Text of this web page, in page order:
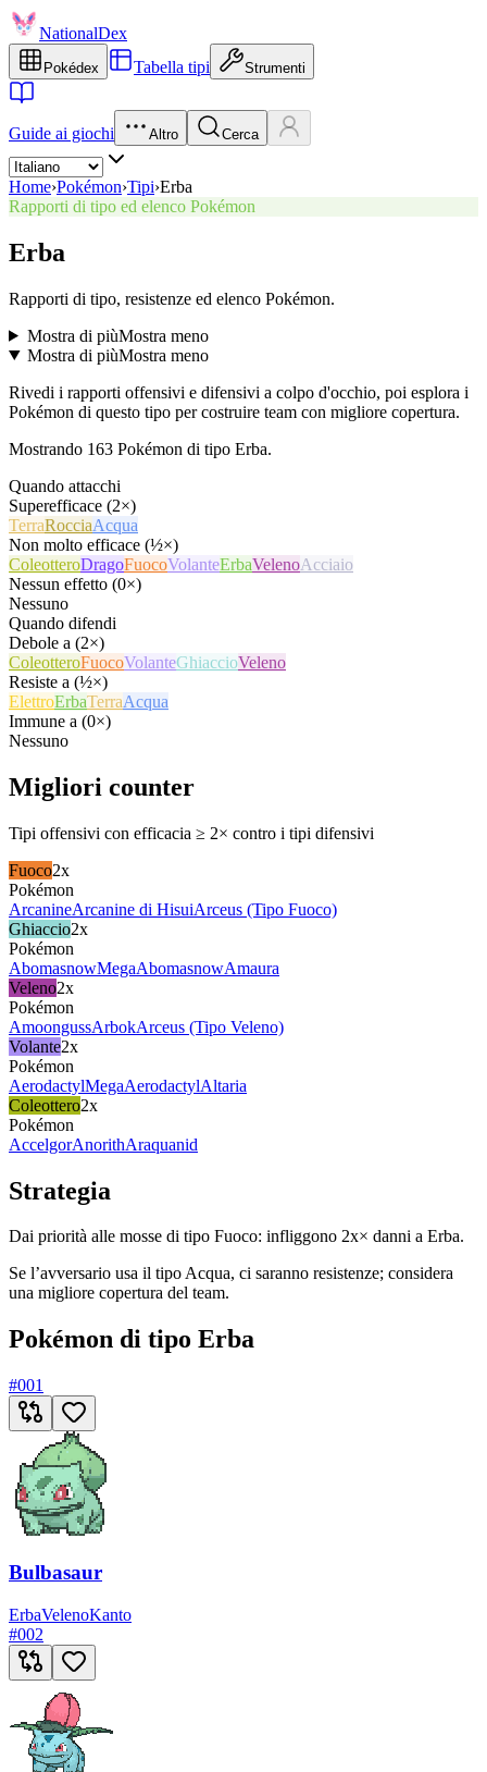
NationalDex
Pokédex Tabella tipi Strumenti
Guide ai giochi Altro Cerca
Home›Pokémon›Tipi›Erba
Rapporti di tipo ed elenco Pokémon
Erba
Rapporti di tipo, resistenze ed elenco Pokémon.
Mostra di piùMostra meno
Mostra di piùMostra meno
Rivedi i rapporti offensivi e difensivi a colpo d'occhio, poi esplora i
Pokémon di questo tipo per costruire team con migliore copertura.
Mostrando 163 Pokémon di tipo Erba.
Quando attacchi
Superefficace (2×)
TerraRocciaAcqua
Non molto efficace (½×)
ColeotteroDragoFuocoVolanteErbaVelenoAcciaio
Nessun effetto (0×)
Nessuno
Quando difendi
Debole a (2×)
ColeotteroFuocoVolanteGhiaccioVeleno
Resiste a (½×)
ElettroErbaTerraAcqua
Immune a (0×)
Nessuno
Migliori counter
Tipi offensivi con efficacia ≥ 2× contro i tipi difensivi
Fuoco2x
Pokémon
ArcanineArcanine di HisuiArceus (Tipo Fuoco)
Ghiaccio2x
Pokémon
AbomasnowMegaAbomasnowAmaura
Veleno2x
Pokémon
AmoongussArbokArceus (Tipo Veleno)
Volante2x
Pokémon
AerodactylMegaAerodactylAltaria
Coleottero2x
Pokémon
AccelgorAnorithAraquanid
Strategia
Dai priorità alle mosse di tipo Fuoco: infliggono 2x× danni a Erba.
Se l’avversario usa il tipo Acqua, ci saranno resistenze; considera
una migliore copertura del team.
Pokémon di tipo Erba
#001
Bulbasaur
ErbaVelenoKanto
#002